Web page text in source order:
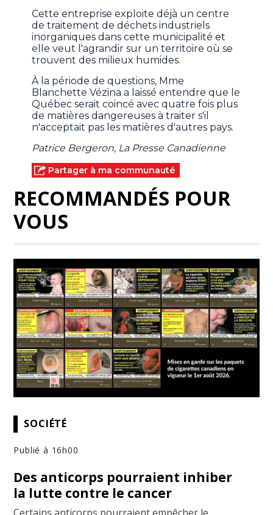
Cette entreprise exploite déjà un centre
de traitement de déchets industriels
inorganiques dans cette municipalité et
elle veut l'agrandir sur un territoire où se
trouvent des milieux humides.
À la période de questions, Mme
Blanchette Vézina a laissé entendre que le
Québec serait coincé avec quatre fois plus
de matières dangereuses à traiter s'il
n'acceptait pas les matières d'autres pays.
Patrice Bergeron, La Presse Canadienne
Partager à ma communauté
RECOMMANDÉS POUR
VOUS
SOCIÉTÉ
Publié à 16h00
Des anticorps pourraient inhiber
la lutte contre le cancer